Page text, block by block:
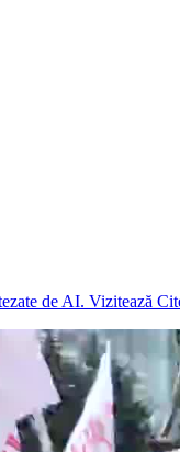
de AI. Vizitează